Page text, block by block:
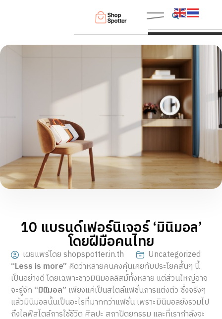
10 แบรนด์เฟอร์นิเจอร์ ‘มินิมอล’
โดยฝีมือคนไทย
เผยแพร่โดย shopspotter.in.th
Uncategorized
“Less is more” คิดว่าหลายคนคงคุ้นเคยกับประโยคสั้นๆ นี้
เป็นอย่างดี โดยเฉพาะชาวมินิมอลลิสม์ทั้งหลาย แต่ส่วนใหญ่อาจ
จะรู้จัก “มินิมอล” เพียงแค่เป็นสไตล์แฟชั่นการแต่งตัว ซึ่งจริงๆ
แล้วมินิมอลนั้นเป็นอะไรที่มากกว่าแฟชั่น เพราะมินิมอลยังรวมไป
ถึงไลฟ์สไตล์การใช้ชีวิต ศิลปะ สถาปัตยกรรม และที่เรากำลังจะ